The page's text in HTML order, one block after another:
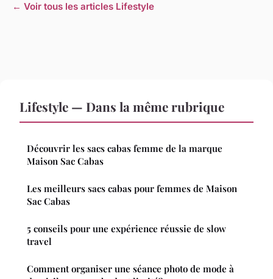
← Voir tous les articles Lifestyle
Lifestyle — Dans la même rubrique
Découvrir les sacs cabas femme de la marque
Maison Sac Cabas
Les meilleurs sacs cabas pour femmes de Maison
Sac Cabas
5 conseils pour une expérience réussie de slow
travel
Comment organiser une séance photo de mode à